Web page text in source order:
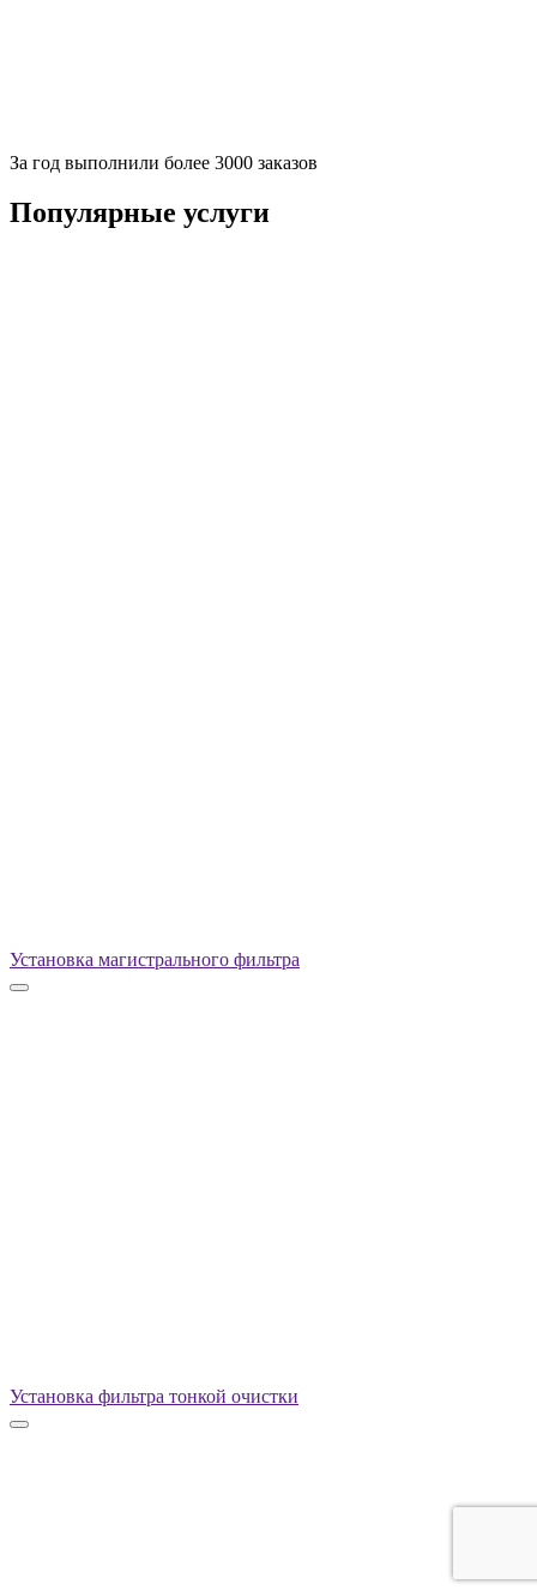
За год выполнили более 3000 заказов
Популярные услуги
Установка магистрального фильтра
Установка фильтра тонкой очистки